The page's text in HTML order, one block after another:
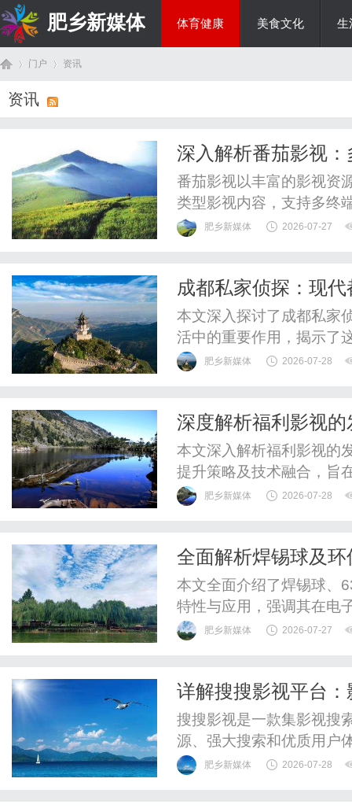
肥乡新媒体 体育健康 美食文化 生
门户 资讯
资讯
深入解析番茄影视
番茄影视以丰富的影视资
类型影视内容，支持多终
方位娱乐社区。
肥乡新媒体 2026-07-27
成都私家侦探：现
本文深入探讨了成都私家
活中的重要作用，揭示了
肥乡新媒体 2026-07-28
深度解析福利影视
本文深入解析福利影视的
提升策略及技术融合，旨
活。肥乡新媒体 2026-07-28
全面解析焊锡球及
本文全面介绍了焊锡球、
特性与应用，强调其在电
肥乡新媒体 2026-07-27
详解搜搜影视平台
搜搜影视是一款集影视搜
源、强大搜索和优质用户
肥乡新媒体 2026-07-28